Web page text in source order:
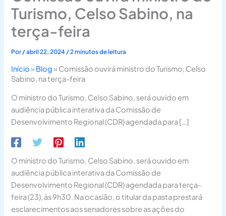
Turismo, Celso Sabino, na
terça-feira
Por/abril 22, 2024 /2 minutos de leitura
Início» Blog» Comissão ouvirá ministro do Turismo, Celso
Sabino, na terça-feira
O ministro do Turismo, Celso Sabino, será ouvido em
audiência pública interativa da Comissão de
Desenvolvimento Regional (CDR) agendada para […]
O ministro do Turismo, Celso Sabino, será ouvido em
audiência pública interativa da Comissão de
Desenvolvimento Regional (CDR) agendada para terça-
feira (23), às 9h30. Na ocasião, o titular da pasta prestará
esclarecimentos aos senadores sobre as ações do